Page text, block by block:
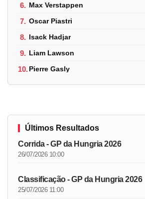
6. Max Verstappen
7. Oscar Piastri
8. Isack Hadjar
9. Liam Lawson
10.Pierre Gasly
Últimos Resultados
Corrida - GP da Hungria 2026
26/07/2026 10:00
Classificação - GP da Hungria 2026
25/07/2026 11:00